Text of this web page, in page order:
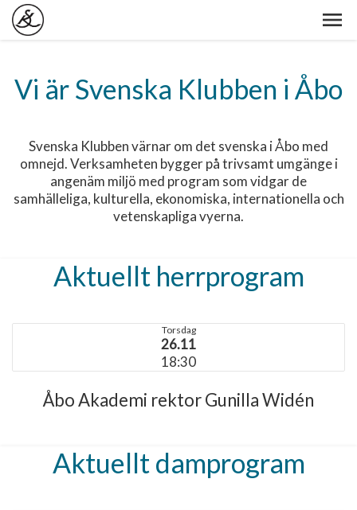
Vi är Svenska Klubben i Åbo
Svenska Klubben värnar om det svenska i Åbo med
omnejd. Verksamheten bygger på trivsamt umgänge i
angenäm miljö med program som vidgar de
samhälleliga, kulturella, ekonomiska, internationella och
vetenskapliga vyerna.
Aktuellt herrprogram
Torsdag
26.11
18:30
Åbo Akademi rektor Gunilla Widén
Aktuellt damprogram